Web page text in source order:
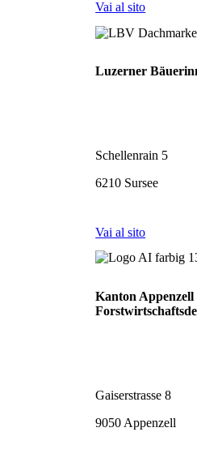
Vai al sito
Luzerner
Schellenrain 5
6210 Sursee
Vai al sito
Kanton
Gaiserstrasse 8
9050 Appenzell